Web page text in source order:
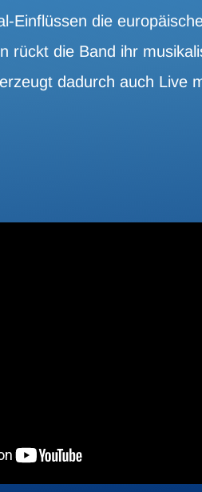
Einflüssen die
rückt die Band ihr
dadurch auch Live